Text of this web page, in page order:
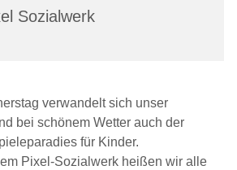
Sozialwerk
verwandelt sich unser
bei schönem Wetter auch der
für Kinder.
Pixel-Sozialwerk heißen wir alle